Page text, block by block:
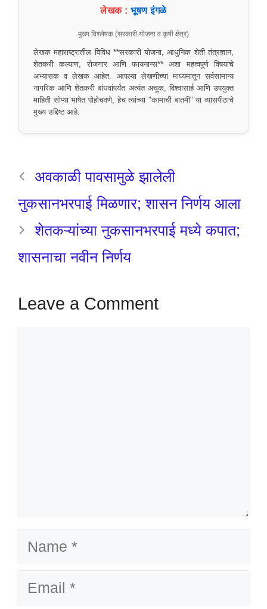
लेखक : भूषण इंगळे
मुख्य विश्लेषक (सरकारी योजना व कृषी क्षेत्र)
लेखक महाराष्ट्रातील विविध **सरकारी योजना, आधुनिक शेती तंत्रज्ञान,
शेतकरी कल्याण, रोजगार आणि फायनान्स** अशा महत्वपूर्ण विषयांचे
अभ्यासक व लेखक आहेत. आपल्या लेखणीच्या माध्यमातून सर्वसामान्य
नागरिक आणि शेतकरी बांधवांपर्यंत अत्यंत अचूक, विश्वासार्ह आणि उपयुक्त
माहिती सोप्या भाषेत पोहोचवणे, हेच त्यांच्या "कामाची बातमी" या व्यासपीठाचे
मुख्य उद्दिष्ट आहे.
अवकाळी पावसामुळे झालेली
नुकसानभरपाई मिळणार; शासन निर्णय आला
शेतकऱ्यांच्या नुकसानभरपाई मध्ये कपात;
शासनाचा नवीन निर्णय
Leave a Comment
Name
Email